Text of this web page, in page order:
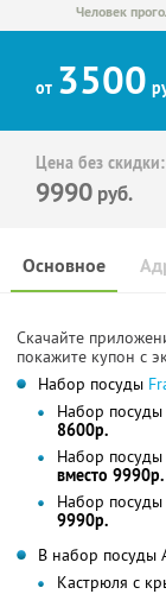
Человек
от 3500
Цена без скидки:
9990 руб.
Основное
Скачайте
покажите купон с
Набор посуды
Набор посуды
8600р.
Набор посуды
вместо 9990р.
Набор посуды
9990р.
В набор посуды
Кастрюля с